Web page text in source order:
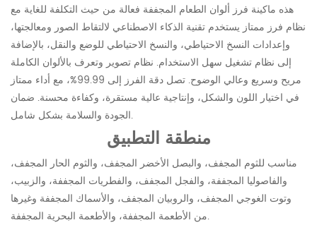
هذه ماكينة فرز ألوان الطعام المجففة فعالة من حيث التكلفة للغاية مع
نظام فرز ممتاز يستخدم تقنية الذكاء الاصطناعي لالتقاط الصور ومعالجتها،
وإعدادات النسخ الاحتياطي، والنسخ الاحتياطي للوضع والنقل، بالإضافة
إلى نظام تشغيل سهل الاستخدام. نظام تصوير وتعرف بالألوان الكاملة
مريح وسريع وعالي الوضوح. تصل دقة الفرز إلى 99.99%، مع أداء ممتاز
في اختيار اللون والشكل، وإنتاجية عالية مستقرة، وكفاءة محسنة. ضمان
الجودة والسلامة بشكل شامل.
منطقة التطبيق
مناسب للثوم المجفف، والبصل الأخضر المجفف، والثوم الحار المجفف،
والفاصوليا المجففة، والفجل المجفف، والفطريات المجففة، والزبيب،
وتوت الغوجي المجفف، والروبيان المجفف، والأسماك المجففة وغيرها
من الأطعمة المجففة، والأطعمة البحرية المجففة.